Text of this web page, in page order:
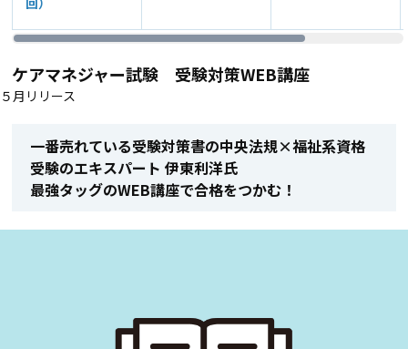
ケアマネジャー試験 受験対策WEB講座
５月リリース
一番売れている受験対策書の中央法規×福祉系資格
受験のエキスパート 伊東利洋氏
最強タッグのWEB講座で合格をつかむ！